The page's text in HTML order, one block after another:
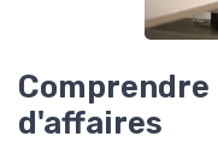
d'affaires